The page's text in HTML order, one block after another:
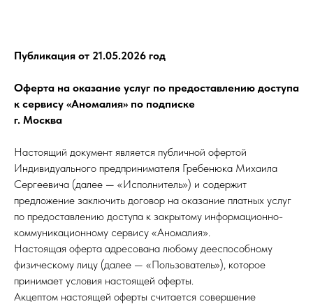
Публикация от 21.05.2026 год
Оферта на оказание услуг по предоставлению доступа
к сервису «Аномалия» по подписке
г. Москва
Настоящий документ является публичной офертой
Индивидуального предпринимателя Гребенюка Михаила
Сергеевича (далее — «Исполнитель») и содержит
предложение заключить договор на оказание платных услуг
по предоставлению доступа к закрытому информационно-
коммуникационному сервису «Аномалия».
Настоящая оферта адресована любому дееспособному
физическому лицу (далее — «Пользователь»), которое
принимает условия настоящей оферты.
Акцептом настоящей оферты считается совершение